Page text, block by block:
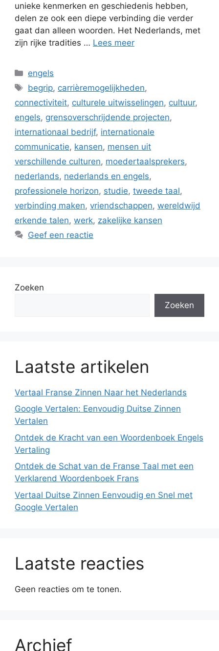
unieke kenmerken en geschiedenis hebben,
delen ze ook een diepe verbinding die verder
gaat dan alleen woorden. Het Nederlands, met
zijn rijke tradities … Lees meer
Categorieën
engels
Tags
begrip, carrièremogelijkheden,
connectiviteit, culturele uitwisselingen, cultuur,
engels, grensoverschrijdende projecten,
internationaal bedrijf, internationale
communicatie, kansen, mensen uit
verschillende culturen, moedertaalsprekers,
nederlands, nederlands en engels,
professionele horizon, studie, tweede taal,
verbinding maken, vriendschappen, wereldwijd
erkende talen, werk, zakelijke kansen
Geef een reactie
Zoeken
Zoeken
Laatste artikelen
Vertaal Franse Zinnen Naar het Nederlands
Google Vertalen: Eenvoudig Duitse Zinnen
Vertalen
Ontdek de Kracht van een Woordenboek Engels
Vertaling
Ontdek de Schat van de Franse Taal met een
Verklarend Woordenboek Frans
Vertaal Duitse Zinnen Eenvoudig en Snel met
Google Vertalen
Laatste reacties
Geen reacties om te tonen.
Archief